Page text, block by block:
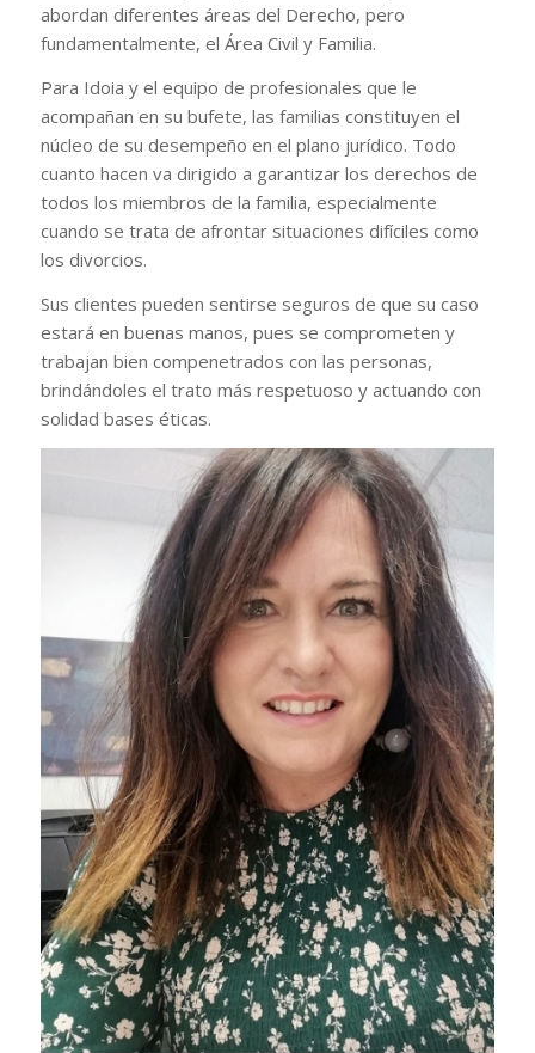
abordan diferentes áreas del Derecho, pero
fundamentalmente, el Área Civil y Familia.
Para Idoia y el equipo de profesionales que le
acompañan en su bufete, las familias constituyen el
núcleo de su desempeño en el plano jurídico. Todo
cuanto hacen va dirigido a garantizar los derechos de
todos los miembros de la familia, especialmente
cuando se trata de afrontar situaciones difíciles como
los divorcios.
Sus clientes pueden sentirse seguros de que su caso
estará en buenas manos, pues se comprometen y
trabajan bien compenetrados con las personas,
brindándoles el trato más respetuoso y actuando con
solidad bases éticas.